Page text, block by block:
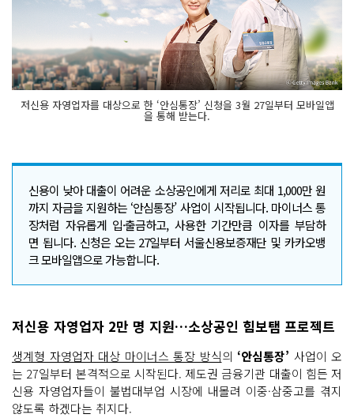
저신용 자영업자를 대상으로 한 ‘안심통장’ 신청을 3월 27일부터 모바일앱
을 통해 받는다.
신용이 낮아 대출이 어려운 소상공인에게 저리로 최대 1,000만 원
까지 자금을 지원하는 ‘안심통장’ 사업이 시작됩니다. 마이너스 통
장처럼 자유롭게 입·출금하고, 사용한 기간만큼 이자를 부담하
면 됩니다. 신청은 오는 27일부터 서울신용보증재단 및 카카오뱅
크 모바일앱으로 가능합니다.
저신용 자영업자 2만 명 지원…소상공인 힘보탬 프로젝트
생계형 자영업자 대상 마이너스 통장 방식의 ‘안심통장’ 사업이 오
는 27일부터 본격적으로 시작된다. 제도권 금융기관 대출이 힘든 저
신용 자영업자들이 불법대부업 시장에 내몰려 이중·삼중고를 겪지
않도록 하겠다는 취지다.